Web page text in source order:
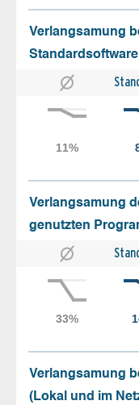
Verlangsamung
Standardsoftware
Verlangsamung
genutzten
Verlangsamung
(Lokal und im